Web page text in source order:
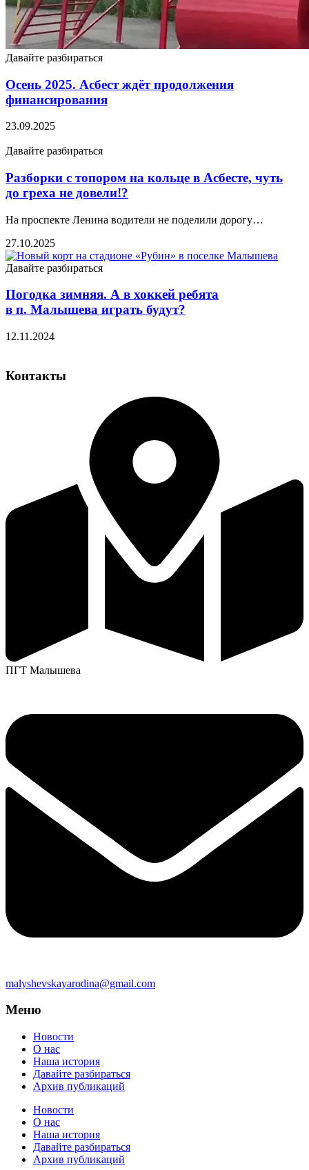
Давайте разбираться
Осень 2025. Асбест ждёт продолжения
финансирования
23.09.2025
Давайте разбираться
Разборки с топором на кольце в Асбесте, чуть
до греха не довели!?
На проспекте Ленина водители не поделили дорогу…
27.10.2025
Давайте разбираться
Погодка зимняя. А в хоккей ребята
в п. Малышева играть будут?
12.11.2024
Контакты
ПГТ Малышева
malyshevskayarodina@gmail.com
Меню
Новости
О нас
Наша история
Давайте разбираться
Архив публикаций
Новости
О нас
Наша история
Давайте разбираться
Архив публикаций